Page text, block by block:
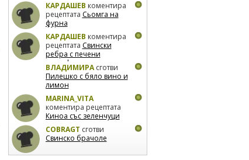
КАРДАШЕВ коментира
рецептата Сьомга на
фурна
КАРДАШЕВ коментира
рецептата Свински
ребра с печени
картофи
ВЛАДИМИРАсготви
Пилешко с бяло вино и
лимон
MARINA_VITA
коментира рецептата
Киноа със зеленчуци
COBRAGT сготви
Свинско брачоле